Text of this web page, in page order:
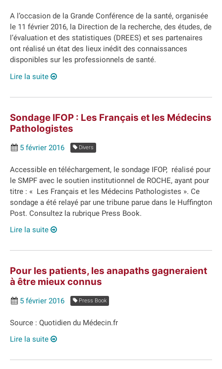
A l’occasion de la Grande Conférence de la santé, organisée
le 11 février 2016, la Direction de la recherche, des études, de
l’évaluation et des statistiques (DREES) et ses partenaires
ont réalisé un état des lieux inédit des connaissances
disponibles sur les professionnels de santé.
Lire la suite
Sondage IFOP : Les Français et les Médecins
Pathologistes
5 février 2016 Divers
Accessible en téléchargement, le sondage IFOP, réalisé pour
le SMPF avec le soutien institutionnel de ROCHE, ayant pour
titre : « Les Français et les Médecins Pathologistes ». Ce
sondage a été relayé par une tribune parue dans le Huffington
Post. Consultez la rubrique Press Book.
Lire la suite
Pour les patients, les anapaths gagneraient
à être mieux connus
5 février 2016 Press Book
Source : Quotidien du Médecin.fr
Lire la suite